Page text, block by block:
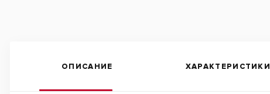
ОПИСАНИЕ ХАРАКТЕРИСТИКИ